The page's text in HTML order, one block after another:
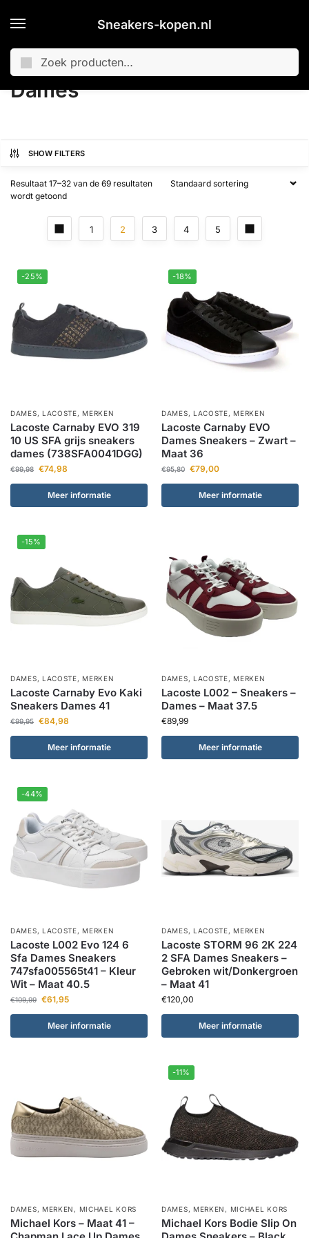
Sneakers-kopen.nl
Dames / Pagina 2
Dames
SHOW FILTERS
Resultaat 17–32 van de 69 resultaten
wordt getoond
1 2 3 4 5
-25%
DAMES, LACOSTE,MERKEN
Lacoste Carnaby EVO 319
10 US SFA grijs sneakers
dames (738SFA0041DGG)
€99,98 €74,98
Meer informatie
-18%
DAMES, LACOSTE,MERKEN
Lacoste Carnaby EVO
Dames Sneakers – Zwart –
Maat 36
€95,80 €79,00
Meer informatie
-15%
DAMES, LACOSTE,MERKEN
Lacoste Carnaby Evo Kaki
Sneakers Dames 41
€99,95 €84,98
Meer informatie
DAMES, LACOSTE,MERKEN
Lacoste L002 – Sneakers –
Dames – Maat 37.5
€89,99
Meer informatie
-44%
DAMES, LACOSTE,MERKEN
Lacoste L002 Evo 124 6
Sfa Dames Sneakers
747sfa005565t41 – Kleur
Wit – Maat 40.5
€109,99 €61,95
Meer informatie
DAMES, LACOSTE,MERKEN
Lacoste STORM 96 2K 224
2 SFA Dames Sneakers –
Gebroken wit/Donkergroen
– Maat 41
€120,00
Meer informatie
DAMES, MERKEN , MICHAEL KORS
Michael Kors – Maat 41 –
-11%
DAMES, MERKEN , MICHAEL KORS
Michael Kors Bodie Slip On